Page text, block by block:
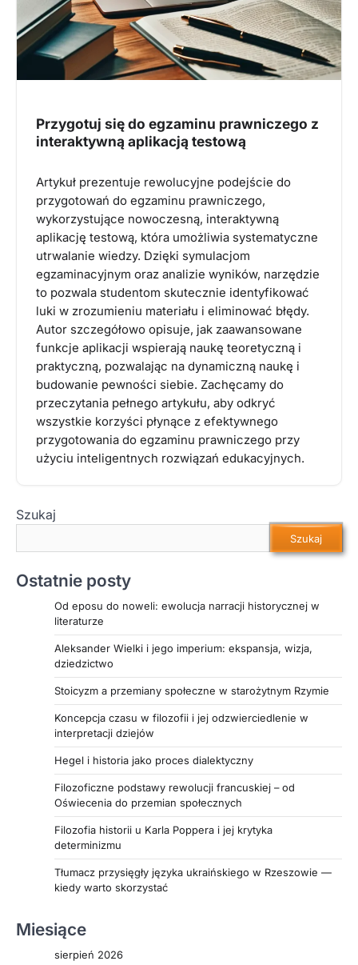
Przygotuj się do egzaminu prawniczego z
interaktywną aplikacją testową
Artykuł prezentuje rewolucyjne podejście do
przygotowań do egzaminu prawniczego,
wykorzystujące nowoczesną, interaktywną
aplikację testową, która umożliwia systematyczne
utrwalanie wiedzy. Dzięki symulacjom
egzaminacyjnym oraz analizie wyników, narzędzie
to pozwala studentom skutecznie identyfikować
luki w zrozumieniu materiału i eliminować błędy.
Autor szczegółowo opisuje, jak zaawansowane
funkcje aplikacji wspierają naukę teoretyczną i
praktyczną, pozwalając na dynamiczną naukę i
budowanie pewności siebie. Zachęcamy do
przeczytania pełnego artykułu, aby odkryć
wszystkie korzyści płynące z efektywnego
przygotowania do egzaminu prawniczego przy
użyciu inteligentnych rozwiązań edukacyjnych.
Szukaj
Szukaj
Ostatnie posty
Od eposu do noweli: ewolucja narracji historycznej w
literaturze
Aleksander Wielki i jego imperium: ekspansja, wizja,
dziedzictwo
Stoicyzm a przemiany społeczne w starożytnym Rzymie
Koncepcja czasu w filozofii i jej odzwierciedlenie w
interpretacji dziejów
Hegel i historia jako proces dialektyczny
Filozoficzne podstawy rewolucji francuskiej – od
Oświecenia do przemian społecznych
Filozofia historii u Karla Poppera i jej krytyka
determinizmu
Tłumacz przysięgły języka ukraińskiego w Rzeszowie —
kiedy warto skorzystać
Miesiące
sierpień 2026